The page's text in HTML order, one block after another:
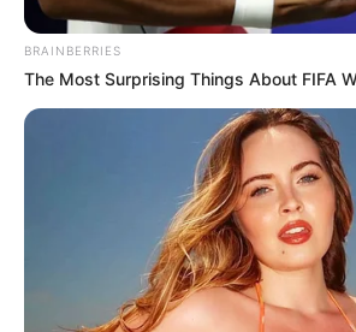
werden.
Barockschloss
Das ursprünglich aus
entstandene Schloss
ältesten Schlösser in
heutiges Aussehen stammt allerdings
Jahrhundert. In der Anlage ist
Schlossmuseum zu besichtigen.
BRAINBERRIES
The Most Surprising Things About FIFA